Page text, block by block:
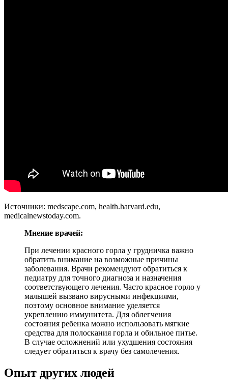
Источники: medscape.com, health.harvard.edu,
medicalnewstoday.com.
Мнение врачей:
При лечении красного горла у грудничка важно
обратить внимание на возможные причины
заболевания. Врачи рекомендуют обратиться к
педиатру для точного диагноза и назначения
соответствующего лечения. Часто красное горло у
малышей вызвано вирусными инфекциями,
поэтому основное внимание уделяется
укреплению иммунитета. Для облегчения
состояния ребенка можно использовать мягкие
средства для полоскания горла и обильное питье.
В случае осложнений или ухудшения состояния
следует обратиться к врачу без самолечения.
Опыт других людей